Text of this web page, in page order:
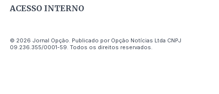
ACESSO INTERNO
© 2026 Jornal Opção. Publicado por Opção Notícias Ltda CNPJ
09.236.355/0001-59. Todos os direitos reservados.